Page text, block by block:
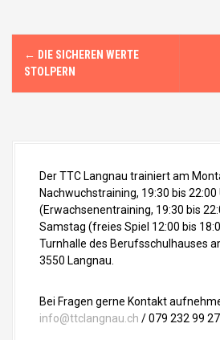
N← DIE SICHEREN WERTE
STOLPERN
Der TTC Langnau trainiert am
Nachwuchstraining, 19:30 bis
(Erwachsenentraining, 19:30 bis
Samstag (freies Spiel 12:00 bis
Turnhalle des Berufsschulhauses
3550 Langnau.
Bei Fragen gerne Kontakt
info@ttclangnau.ch / 079 232 99 27